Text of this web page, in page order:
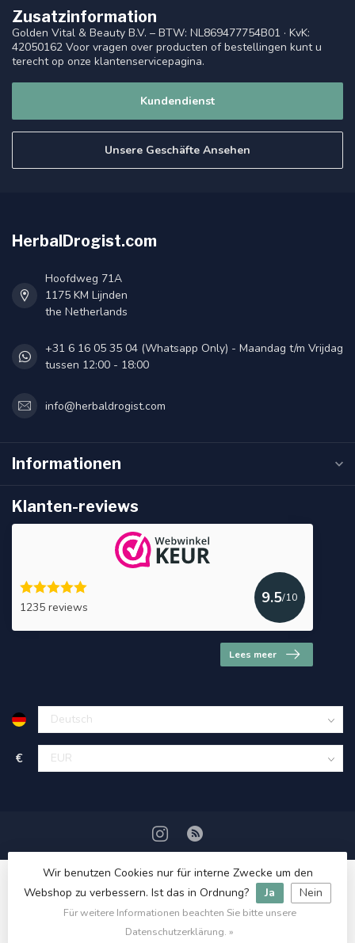
Zusatzinformation
Golden Vital & Beauty B.V. – BTW: NL869477754B01 · KvK:
42050162 Voor vragen over producten of bestellingen kunt u
terecht op onze klantenservicepagina.
Kundendienst
Unsere Geschäfte Ansehen
HerbalDrogist.com
Hoofdweg 71A
1175 KM Lijnden
the Netherlands
+31 6 16 05 35 04 (Whatsapp Only) - Maandag t/m Vrijdag
tussen 12:00 - 18:00
info@herbaldrogist.com
Informationen
Klanten-reviews
1235 reviews
9.5/10
Lees meer
€
© Copyright 2026 HerbalDrogist.com
Wir benutzen Cookies nur für interne Zwecke um den
Webshop zu verbessern. Ist das in Ordnung?
Ja Nein
Für weitere Informationen beachten Sie bitte unsere
Datenschutzerklärung. »